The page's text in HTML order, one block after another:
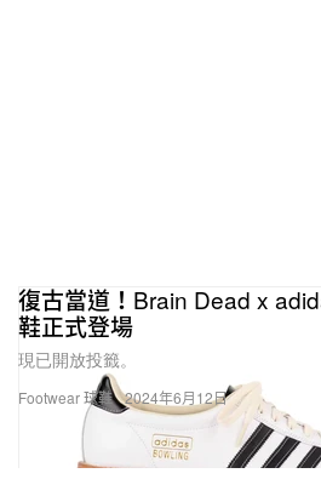
Footwear 球鞋
復古當道！Brain Dead x
鞋正式登場
現已開放投籤。
2024年6月12日